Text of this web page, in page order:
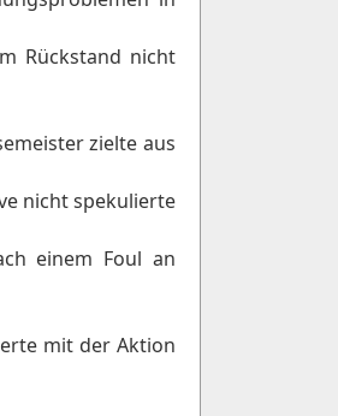
Rückstand nicht
zielte aus
nicht spekulierte
einem Foul an
mit der Aktion